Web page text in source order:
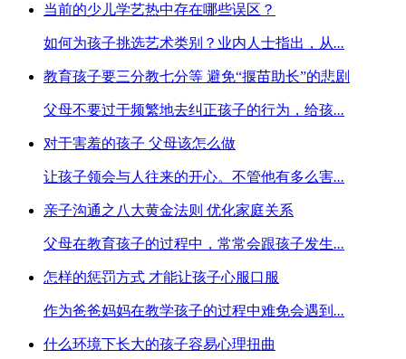
当前的少儿学艺热中存在哪些误区？
如何为孩子挑选艺术类别？业内人士指出，从...
教育孩子要三分教七分等 避免“揠苗助长”的悲剧
父母不要过于频繁地去纠正孩子的行为，给孩...
对于害羞的孩子 父母该怎么做
让孩子领会与人往来的开心。不管他有多么害...
亲子沟通之八大黄金法则 优化家庭关系
父母在教育孩子的过程中，常常会跟孩子发生...
怎样的惩罚方式 才能让孩子心服口服
作为爸爸妈妈在教学孩子的过程中难免会遇到 ...
什么环境下长大的孩子容易心理扭曲